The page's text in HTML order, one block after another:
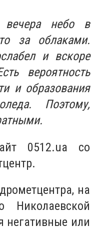
небо в
за облаками.
и вскоре
вероятность
и образования
Поэтому,
0512.ua со
на
Николаевской
негативные или